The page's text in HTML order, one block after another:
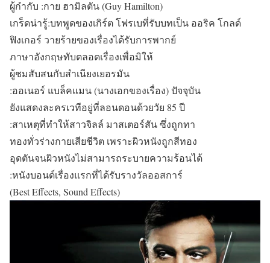
ผู้กำกับ :กาย ฮามิลตัน (Guy Hamilton)
เกร็ดน่ารู้:บทพูดของเกิร์ต โฟรเบที่รับบทเป็น ออริค โกลด์
ฟิงเกอร์ วายร้ายของเรื่องได้รับการพากย์
ภาษาอังกฤษทับตลอดเรื่องเพื่อมิให้
ผู้ชมสับสนกับสำเนียงเยอรมัน
:ออเนอร์ แบล็คแมน (นางเอกของเรื่อง) ปัจจุบัน
ยังแสดงละครเวทีอยู่ที่ลอนดอนด้วยวัย 85 ปี
:สาเหตุที่ทำให้สาวจิลล์ มาสเตอร์สัน ซึ่งถูกทา
ทองทั่วร่างกายเสียชีวิต เพราะผิวหนังถูกสีทอง
อุดตันจนผิวหนังไม่สามารถระบายความร้อนได้
:หนังบอนด์เรื่องแรกที่ได้รับรางวัลออสการ์
(Best Effects, Sound Effects)